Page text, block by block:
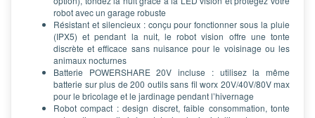
robot avec un garage robuste
Résistant et silencieux : conçu pour fonctionner sous la pluie
(IPX5) et pendant la nuit, le robot vision offre une tonte
discrète et efficace sans nuisance pour le voisinage ou les
animaux nocturnes
Batterie POWERSHARE 20V incluse : utilisez la même
batterie sur plus de 200 outils sans fil worx 20V/40V/80V max
pour le bricolage et le jardinage pendant l’hivernage
Robot compact : design discret, faible consommation, tonte